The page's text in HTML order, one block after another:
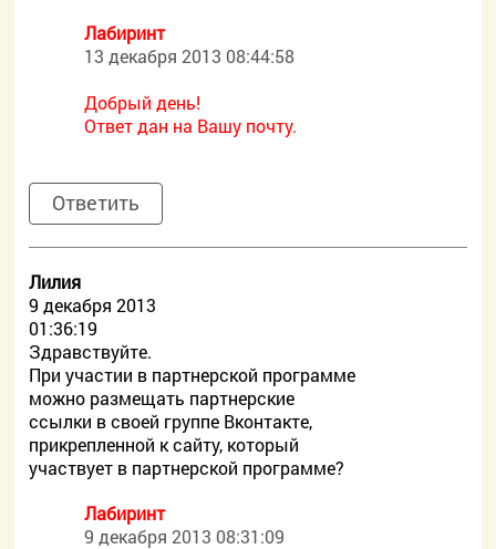
Лабиринт
13 декабря 2013 08:44:58
Добрый день!
Ответ дан на Вашу почту.
Ответить
Лилия
9 декабря 2013
01:36:19
Здравствуйте.
При участии в партнерской программе
можно размещать партнерские
ссылки в своей группе Вконтакте,
прикрепленной к сайту, который
участвует в партнерской программе?
Лабиринт
9 декабря 2013 08:31:09